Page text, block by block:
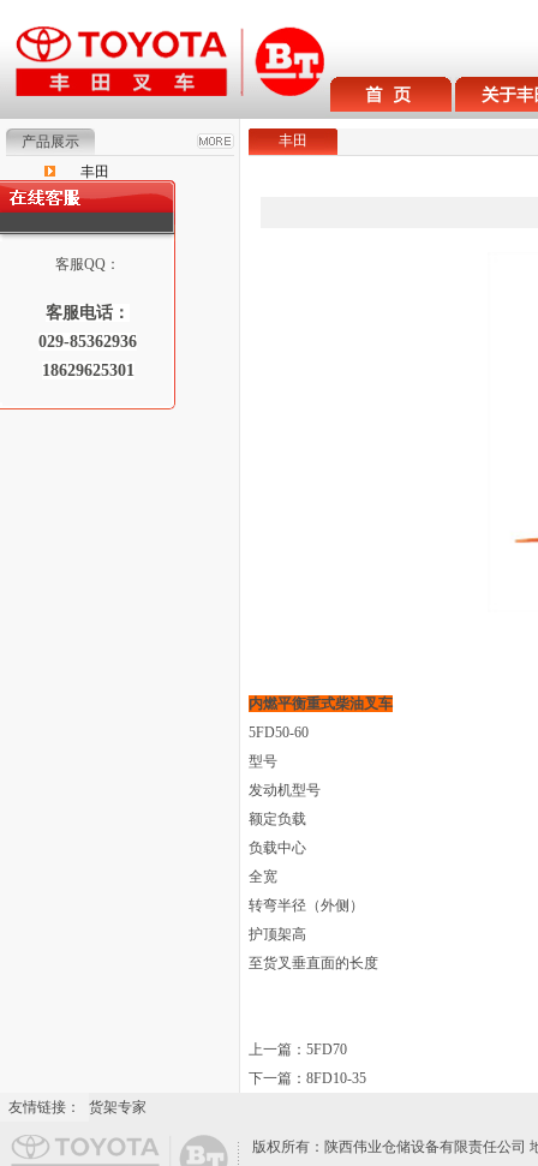
客服QQ：
客服电话：
029-85362936
18629625301
产品展示
丰田
BT
Raymond
丰田
内燃平衡重式柴油叉车
5FD50-60
型号
发动机型号
额定负载
负载中心
全宽
转弯半径（外侧）
护顶架高
至货叉垂直面的长度
上一篇： 5FD70
下一篇： 8FD10-35
友情链接：
货架专家
版权所有：陕西伟业仓储设备有限责任公司